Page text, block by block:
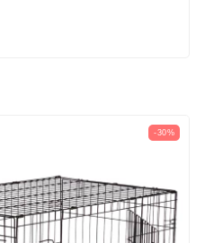
-30%